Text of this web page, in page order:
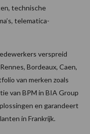
technische
telematica-
verspreid
Bordeaux, Caen,
van merken zoals
van BPM in BIA Group
en garandeert
in Frankrijk.